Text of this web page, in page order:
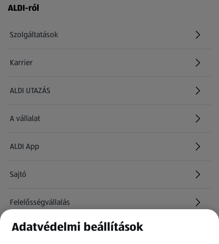
Láblécmenü - további linkek
ALDI-ról
Szolgáltatások
Karrier
(új oldalon nyílik meg)
ALDI UTAZÁS
(új oldalon nyílik meg)
A vállalat
ALDI App
Sajtó
Felelősségvállalás
Információk
Adatvédelmi beállítások